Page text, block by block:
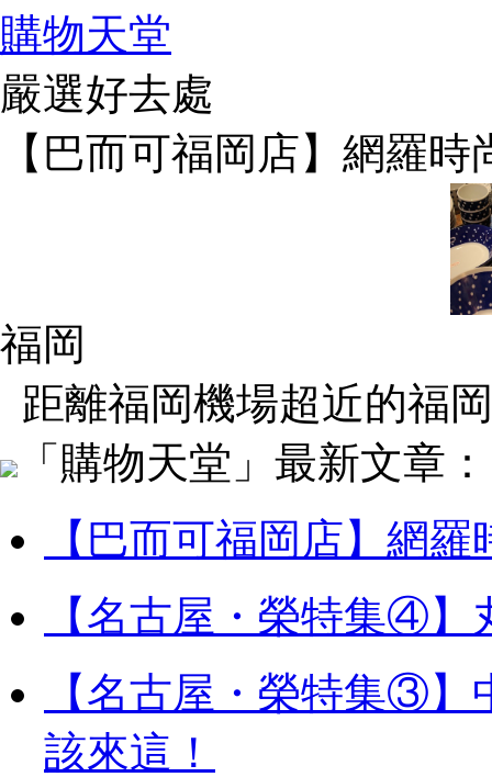
購物天堂
嚴選好去處
【巴而可福岡店】網羅
福岡
距離福岡機場超近的福
「購物天堂」最新文章：
【巴而可福岡店】網
【名古屋・榮特集④
【名古屋・榮特集③
該來這！